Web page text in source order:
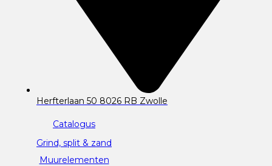
Herfterlaan 50 8026 RB Zwolle
Catalogus
Grind, split & zand
Muurelementen